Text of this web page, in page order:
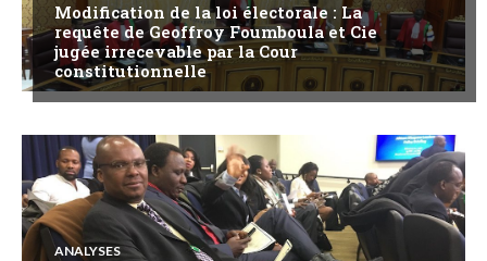
Modification de la loi électorale : La
requête de Geoffroy Foumboula et Cie
jugée irrecevable par la Cour
constitutionnelle
ANALYSES